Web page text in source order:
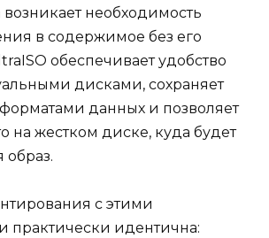
возникает необходимость
в содержимое без его
обеспечивает удобство
дисками, сохраняет
данных и позволяет
на жестком диске, куда будет
образ.
с этими
практически идентична: